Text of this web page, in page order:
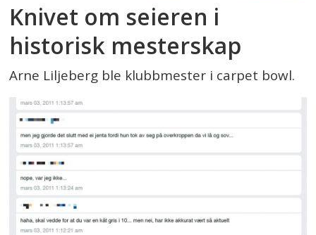
Knivet om seieren i
historisk mesterskap
Arne Liljeberg ble klubbmester i carpet bowl.